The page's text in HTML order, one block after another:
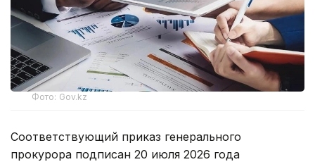
Фото: Gov.kz
Соответствующий приказ генерального
прокурора подписан 20 июля 2026 года